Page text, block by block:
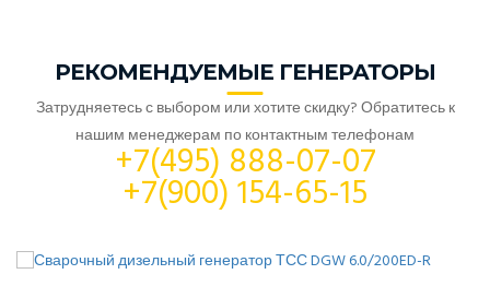
РЕКОМЕНДУЕМЫЕ ГЕНЕРАТОРЫ
Затрудняетесь с выбором или хотите скидку? Обратитесь к
нашим менеджерам по контактным телефонам
+7(495) 888-07-07
+7(900) 154-65-15